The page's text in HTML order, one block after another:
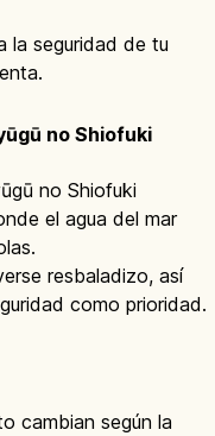
la seguridad de tu
no Shiofuki
no Shiofuki
el agua del mar
resbaladizo, así
como prioridad.
cambian según la